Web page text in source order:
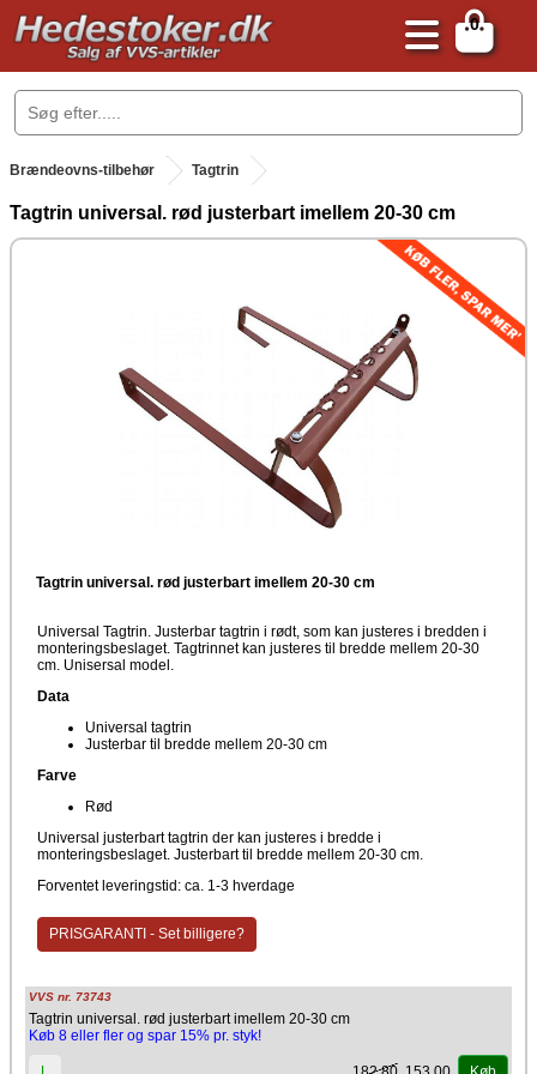
0
.
Brændeovns-tilbehør Tagtrin
Tagtrin universal. rød justerbart imellem 20-30 cm
Tagtrin universal. rød justerbart imellem 20-30 cm
Universal Tagtrin. Justerbar tagtrin i rødt, som kan justeres i bredden i
monteringsbeslaget. Tagtrinnet kan justeres til bredde mellem 20-30
cm. Unisersal model.
Data
Universal tagtrin
Justerbar til bredde mellem 20-30 cm
Farve
Rød
Universal justerbart tagtrin der kan justeres i bredde i
monteringsbeslaget. Justerbart til bredde mellem 20-30 cm.
Forventet leveringstid: ca. 1-3 hverdage
PRISGARANTI - Set billigere?
VVS nr. 73743
Tagtrin universal. rød justerbart imellem 20-30 cm
Køb 8 eller fler og spar 15% pr. styk!